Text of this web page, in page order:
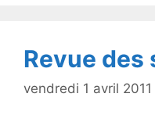
Revue des
vendredi 1 avril 2011